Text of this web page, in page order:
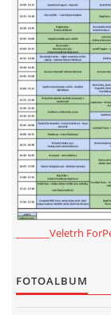
_______Veletrh
FOTOALBUM